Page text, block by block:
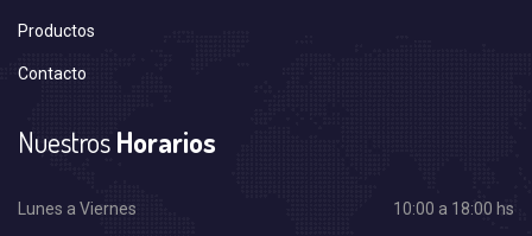
Productos
Contacto
NuestrosHorarios
Lunes a Viernes 10:00 a 18:00 hs